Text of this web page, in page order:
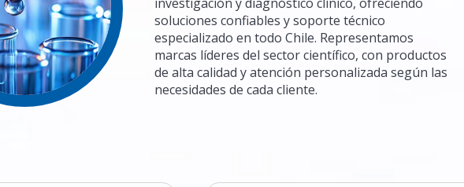
soluciones confiables y soporte técnico
especializado en todo Chile. Representamos
marcas líderes del sector científico, con productos
de alta calidad y atención personalizada según las
necesidades de cada cliente.